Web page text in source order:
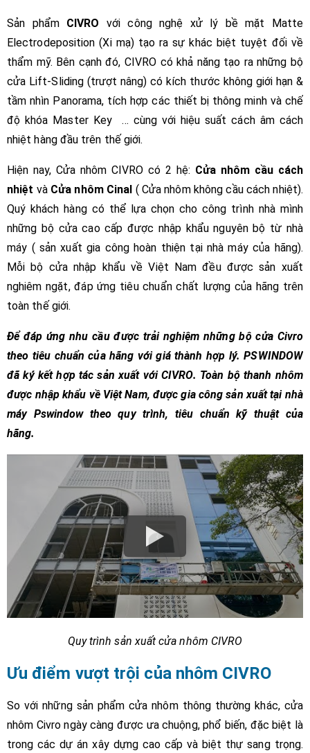
Sản phẩm CIVRO với công nghệ xử lý bề mặt Matte
Electrodeposition (Xi mạ) tạo ra sự khác biệt tuyệt đối về
thẩm mỹ. Bên cạnh đó, CIVRO có khả năng tạo ra những bộ
cửa Lift-Sliding (trượt nâng) có kích thước không giới hạn &
tầm nhìn Panorama, tích hợp các thiết bị thông minh và chế
độ khóa Master Key … cùng với hiệu suất cách âm cách
nhiệt hàng đầu trên thế giới.
Hiện nay, Cửa nhôm CIVRO có 2 hệ: Cửa nhôm cầu cách
nhiệt và Cửa nhôm Cinal ( Cửa nhôm không cầu cách nhiệt).
Quý khách hàng có thể lựa chọn cho công trình nhà mình
những bộ cửa cao cấp được nhập khẩu nguyên bộ từ nhà
máy ( sản xuất gia công hoàn thiện tại nhà máy của hãng).
Mỗi bộ cửa nhập khẩu về Việt Nam đều được sản xuất
nghiêm ngặt, đáp ứng tiêu chuẩn chất lượng của hãng trên
toàn thế giới.
Để đáp ứng nhu cầu được trải nghiệm những bộ cửa Civro
theo tiêu chuẩn của hãng với giá thành hợp lý. PSWINDOW
đã ký kết hợp tác sản xuất với CIVRO. Toàn bộ thanh nhôm
được nhập khẩu về Việt Nam, được gia công sản xuất tại nhà
máy Pswindow theo quy trình, tiêu chuẩn kỹ thuật của
hãng.
Quy trình sản xuất cửa nhôm CIVRO
Ưu điểm vượt trội của nhôm CIVRO
So với những sản phẩm cửa nhôm thông thường khác, cửa
nhôm Civro ngày càng được ưa chuộng, phổ biến, đặc biệt là
trong các dự án xây dựng cao cấp và biệt thự sang trọng.